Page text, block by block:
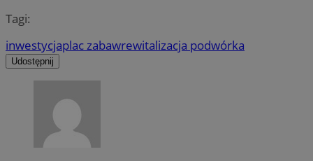
Tagi:
inwestycjaplac zabawrewitalizacja podwórka
Udostępnij